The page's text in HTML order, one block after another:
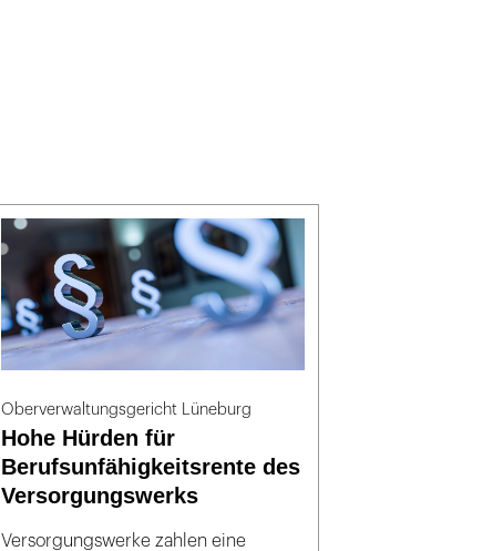
Oberverwaltungsgericht Lüneburg
Hohe Hürden für
Berufsunfähigkeitsrente des
Versorgungswerks
Versorgungswerke zahlen eine